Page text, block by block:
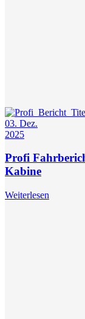
03. Dez.
2025
Profi
Kabine
Weiterlesen